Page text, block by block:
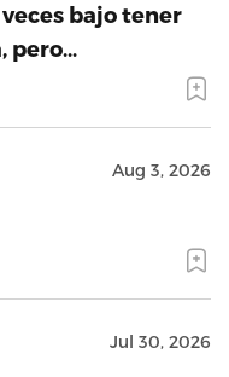
veces bajo tener
pero…
Aug 3, 2026
Jul 30, 2026